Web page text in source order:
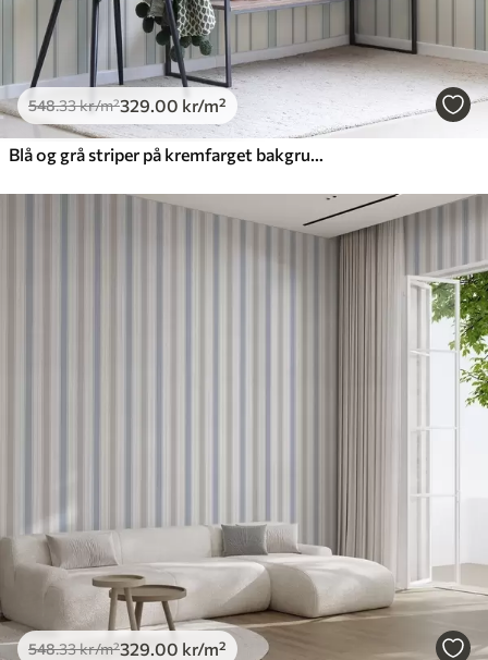
548.33kr/m²329.00 kr/m²
Blå og grå striper på kremfarget bakgrunn
548.33kr/m²329.00 kr/m²